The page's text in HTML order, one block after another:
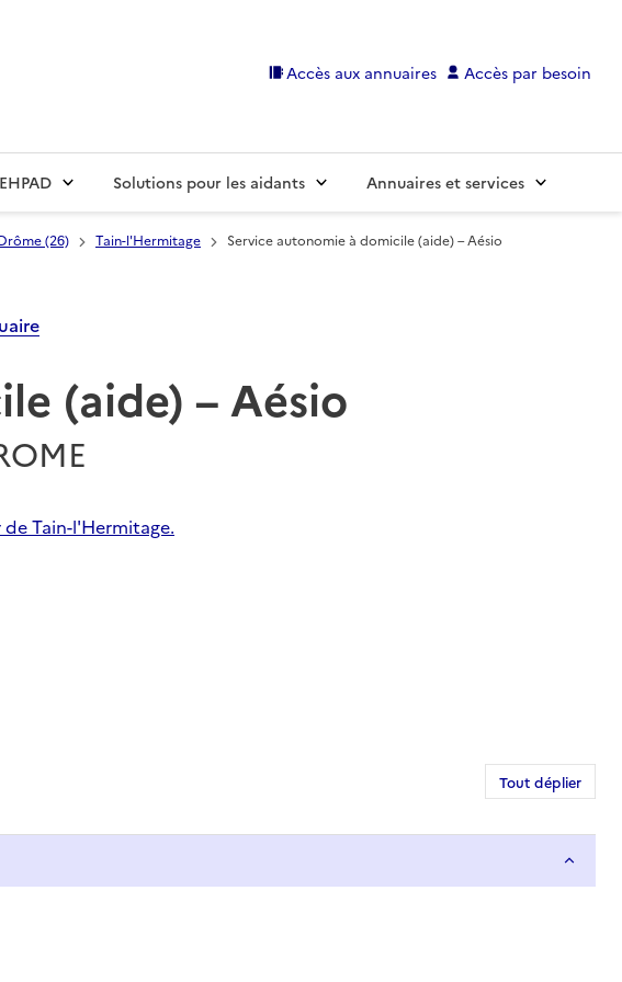
Accès aux annuaires Accès par besoin
Solutions pour les aidants Annuaires et services
(26) Tain-l'Hermitage Service autonomie à domicile (aide) – Aésio
(aide) – Aésio
Tain-l'Hermitage.
Tout déplier